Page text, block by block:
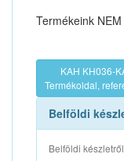
Termékeink
KAH KH036-
Termékoldal,
Belföldi
Belföldi